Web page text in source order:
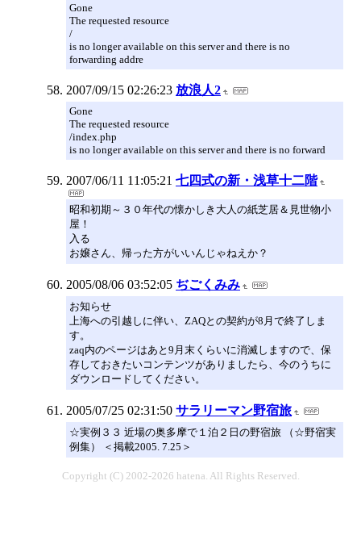
Gone
The requested resource
/
is no longer available on this server and there is no
forwarding addre
2007/09/15 02:26:23 放浪人2
Gone
The requested resource
/index.php
is no longer available on this server and there is no forward
2007/06/11 11:05:21 七四式の新・浅草十二階
昭和初期～３０年代の懐かしき大人の紙芝居＆見世物小
屋！
入る
お嬢さん、帰った方がいいんじゃねえか？
2005/08/06 03:52:05 ぢごくみみ
お知らせ
上海への引越しに伴い、ZAQとの契約が8月で終了しま
す。
zaq内のページはあと9月末くらいに消滅しますので、保
存しておきたいコンテンツがありましたら、今のうちに
ダウンロードしてください。
2005/07/25 02:31:50 サラリーマン野宿旅
☆実例３３ 近場の奥多摩で１泊２日の野宿旅 （☆野宿実
例集） ＜掲載2005. 7.25＞
Copyright (C) 2002-2026 hatena. All Rights Reserved.